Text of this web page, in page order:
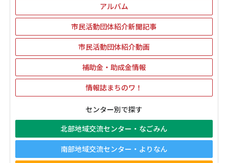
アルバム
市民活動団体紹介新聞記事
市民活動団体紹介動画
補助金・助成金情報
情報誌まちのワ！
センター別で探す
北部地域交流センター・なごみん
南部地域交流センター・よりなん